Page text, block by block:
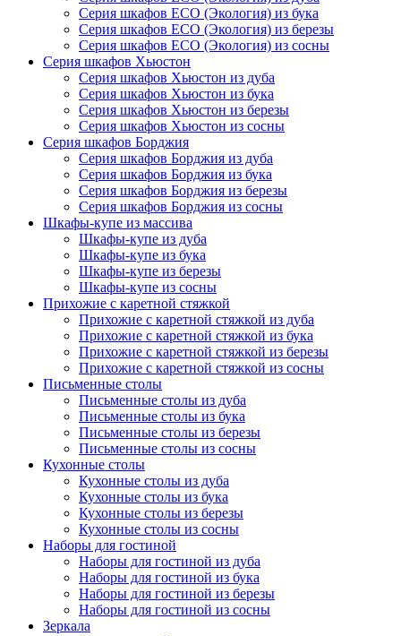
Серия шкафов ECO (Экология) из бука
Серия шкафов ECO (Экология) из березы
Серия шкафов ECO (Экология) из сосны
Серия шкафов Хьюстон
Серия шкафов Хьюстон из дуба
Серия шкафов Хьюстон из бука
Серия шкафов Хьюстон из березы
Серия шкафов Хьюстон из сосны
Серия шкафов Борджия
Серия шкафов Борджия из дуба
Серия шкафов Борджия из бука
Серия шкафов Борджия из березы
Серия шкафов Борджия из сосны
Шкафы-купе из массива
Шкафы-купе из дуба
Шкафы-купе из бука
Шкафы-купе из березы
Шкафы-купе из сосны
Прихожие с каретной стяжкой
Прихожие с каретной стяжкой из дуба
Прихожие с каретной стяжкой из бука
Прихожие с каретной стяжкой из березы
Прихожие с каретной стяжкой из сосны
Письменные столы
Письменные столы из дуба
Письменные столы из бука
Письменные столы из березы
Письменные столы из сосны
Кухонные столы
Кухонные столы из дуба
Кухонные столы из бука
Кухонные столы из березы
Кухонные столы из сосны
Наборы для гостиной
Наборы для гостиной из дуба
Наборы для гостиной из бука
Наборы для гостиной из березы
Наборы для гостиной из сосны
Зеркала